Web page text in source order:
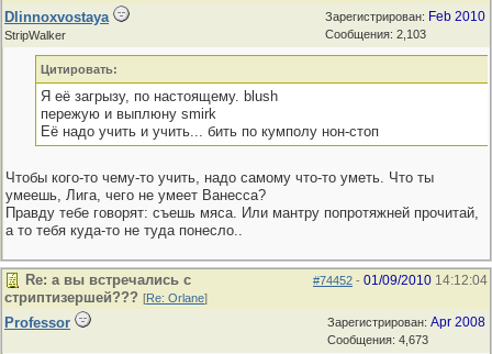
Зарегистрирован: Feb 2010
Сообщения: 2,103
Dlinnoxvostaya
StripWalker
Цитировать:
Я её загрызу, по настоящему. blush
пережую и выплюну smirk
Её надо учить и учить... бить по кумполу нон-стоп
Чтобы кого-то чему-то учить, надо самому что-то уметь. Что ты
умеешь, Лига, чего не умеет Ванесса?
Правду тебе говорят: съешь мяса. Или мантру попротяжней прочитай,
а то тебя куда-то не туда понесло..
#74452 - 01/09/2010 14:12:04
Re: а вы встречались с
стриптизершей??? [Re: Orlane]
Зарегистрирован: Apr 2008
Сообщения: 4,673
Professor